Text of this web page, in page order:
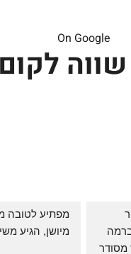
On Google
מיושן, הגיע